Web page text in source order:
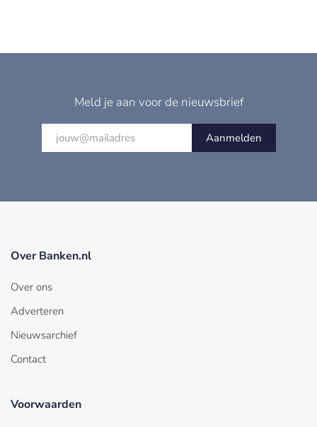
Meld je aan voor de nieuwsbrief
Aanmelden
Over Banken.nl
Over ons
Adverteren
Nieuwsarchief
Contact
Voorwaarden